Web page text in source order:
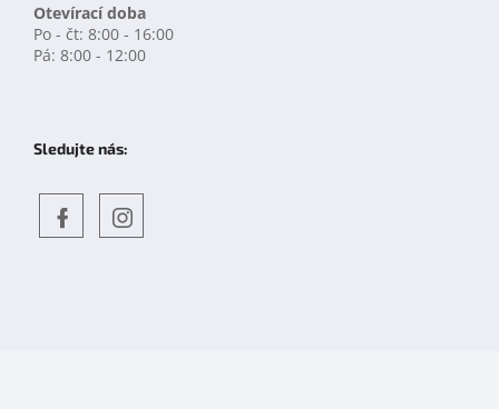
Otevírací doba
Po - čt: 8:00 - 16:00
Pá: 8:00 - 12:00
Sledujte nás: